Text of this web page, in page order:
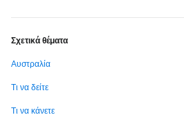
Σχετικά θέματα
Αυστραλία
Τι να δείτε
Τι να κάνετε